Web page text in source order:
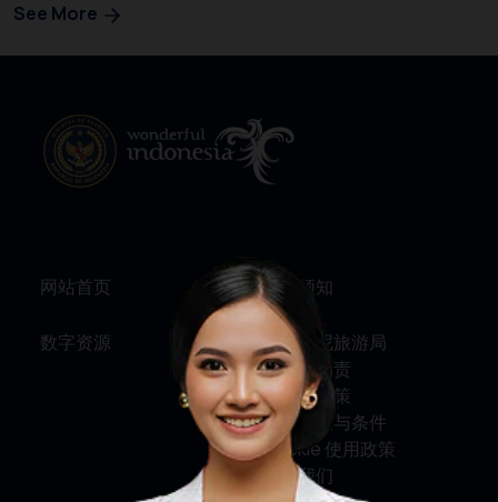
See More
网站首页
数字资源
旅行须知
关于印尼旅游局
服务与问责
隐私权政策
使用条款与条件
Cookie 使用政策
联系我们